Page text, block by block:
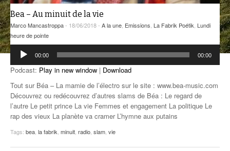
ANCIENNES ÉMISSIONS
Bea – Au minuit de la vie
Marco Mancastroppa- 18/06/2018 - A la une Emissions La Fabrik Poétik Lundi
heure de pointe
Lecteur
audio
00:00 00:00
Podcast: Play in new window | Download
Tout sur Béa – La mamie de l’électro sur le site : www.bea-music.com
Découvrez ou redécouvrez d’autres slams de Béa : Le regard de
l’autre Le petit prince La vie Femmes et engagement La politique Le
rap des vieux La planète va cramer L’hymne aux putains
Tags: bea la fabrik minuit radio slam vie